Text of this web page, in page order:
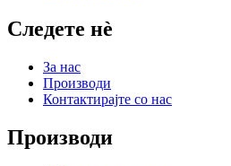
Следете нè
За нас
Производи
Контактирајте со нас
Производи